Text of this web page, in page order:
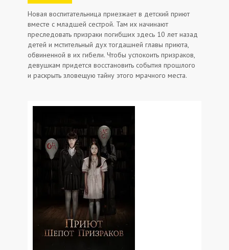
Новая воспитательница приезжает в детский приют
вместе с младшей сестрой. Там их начинают
преследовать призраки погибших здесь 10 лет назад
детей и мстительный дух тогдашней главы приюта,
обвиненной в их гибели. Чтобы успокоить призраков,
девушкам придется восстановить события прошлого
и раскрыть зловещую тайну этого мрачного места.